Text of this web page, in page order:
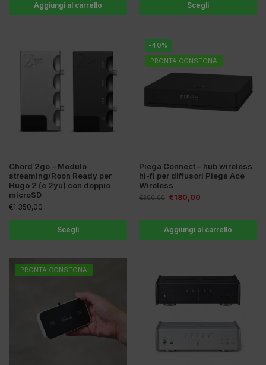
Aggiungi al carrello Scegli
Chord 2go – Modulo
streaming/Roon Ready per
Hugo 2 (e 2yu) con doppio
microSD
€1.350,00
Scegli
-40%
PRONTA CONSEGNA
Piega Connect – hub wireless
hi-fi per diffusori Piega Ace
Wireless
€300,00 €180,00
Aggiungi al carrello
PRONTA CONSEGNA